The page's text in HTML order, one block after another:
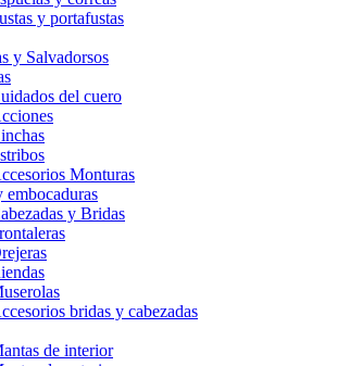
y portafustas
y Salvadorsos
del cuero
Monturas
embocaduras
y Bridas
bridas y cabezadas
de interior